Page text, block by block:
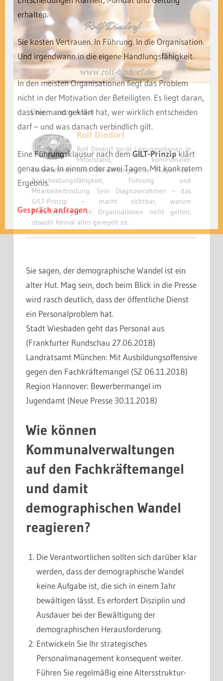
Über Letzte Artikel
Rolf Dindorf
Rolf Dindorf berät Leitungsebenen in
Mittelstand, kommunalen
Unternehmen und Verwaltungen zu Fragen der
Entscheidungsfähigkeit, Führung und
Mitarbeiterbindung. Sein Diagnoserahmen – das
GILT-Prinzip – macht sichtbar, warum
Entscheidungen in Organisationen nicht gelten,
obwohl formal alles geregelt ist.
Sie sagen, der demographische Wandel ist ein
alter Hut. Mag sein, doch beim Blick in die Presse
wird rasch deutlich, dass der öffentliche Dienst
ein Personalproblem hat.
Stadt Wiesbaden geht das Personal aus
(Frankfurter Rundschau 27.06.2018)
Landratsamt München: Mit Ausbildungsoffensive
gegen den Fachkräftemangel (SZ 06.11.2018)
Region Hannover: Bewerbermangel im
Jugendamt (Neue Presse 30.11.2018)
Wie können
Kommunalverwaltungen
auf den Fachkräftemangel
und damit
demographischen Wandel
reagieren?
Die Verantwortlichen sollten sich darüber klar
werden, dass der demographische Wandel
keine Aufgabe ist, die sich in einem Jahr
bewältigen lässt. Es erfordert Disziplin und
Ausdauer bei der Bewältigung der
demographischen Herausforderung.
Entwickeln Sie Ihr strategisches
Personalmanagement konsequent weiter.
Führen Sie regelmäßig eine Altersstruktur-
erhalten.
Sie kosten Vertrauen. In Führung. In die Organisation.
Und irgendwann in die eigene Handlungsfähigkeit.
In den meisten Organisationen liegt das Problem
nicht in der Motivation der Beteiligten. Es liegt daran,
dass niemand geklärt hat, wer wirklich entscheiden
darf – und was danach verbindlich gilt.
Eine Führungsklausur nach demGILT-Prinzipklärt
genau das. In einem oder zwei Tagen. Mit konkretem
Ergebnis.
Gespräch anfragen